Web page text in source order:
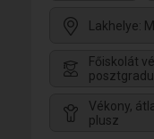
Lakhelye:
Főiskolát
Vékony,
plusz